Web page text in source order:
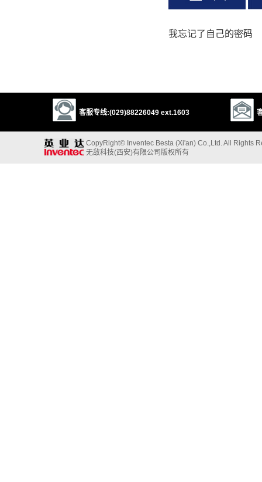
我忘记了自己的密码
客服专线:(029)88226049 ext.1603
CopyRight© Inventec Besta (Xi'an) Co.,Ltd. All Rights
无敌科技(西安)有限公司版权所有